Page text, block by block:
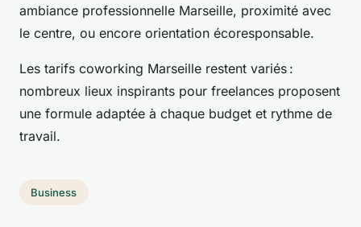
ambiance professionnelle Marseille, proximité avec
le centre, ou encore orientation écoresponsable.
Les tarifs coworking Marseille restent variés :
nombreux lieux inspirants pour freelances proposent
une formule adaptée à chaque budget et rythme de
travail.
Business